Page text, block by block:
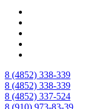
8 (4852) 338-339
8 (4852) 338-339
8 (4852) 337-524